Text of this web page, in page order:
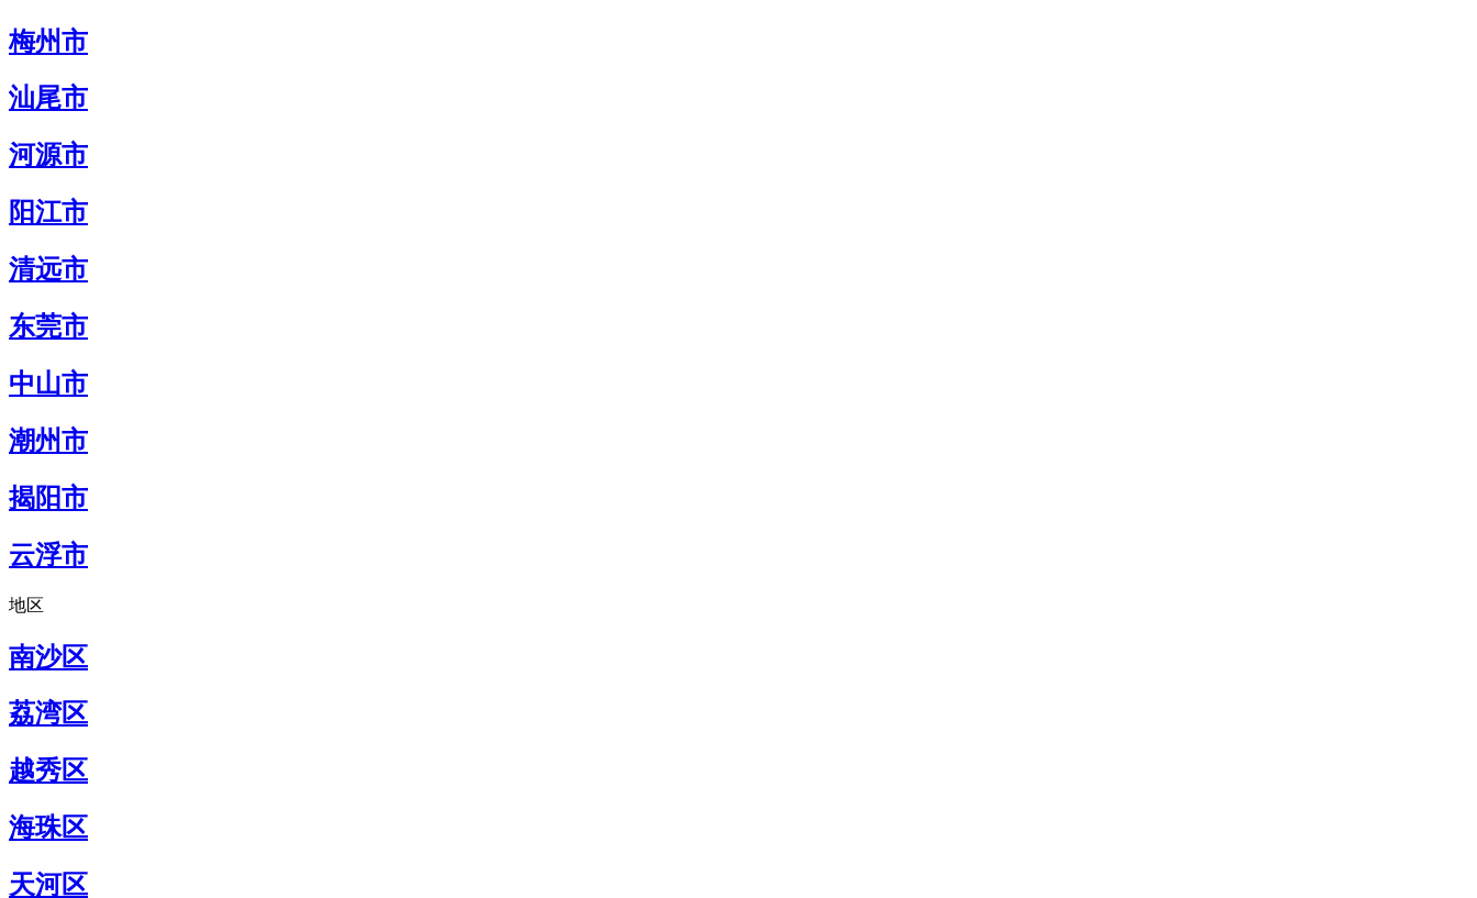
梅州市
汕尾市
河源市
阳江市
清远市
东莞市
中山市
潮州市
揭阳市
云浮市
地区
南沙区
荔湾区
越秀区
海珠区
天河区